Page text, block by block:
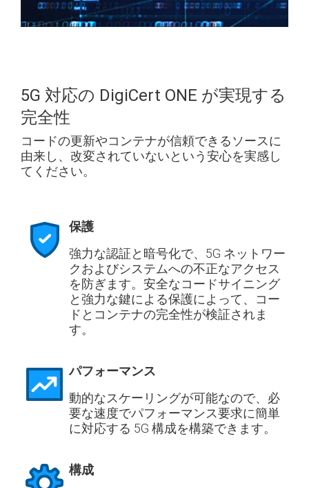
5G 対応の DigiCert ONE が実現する
完全性
コードの更新やコンテナが信頼できるソースに
由来し、改変されていないという安心を実感し
てください。
保護
強力な認証と暗号化で、5G ネットワー
クおよびシステムへの不正なアクセス
を防ぎます。安全なコードサイニング
と強力な鍵による保護によって、コー
ドとコンテナの完全性が検証されま
す。
パフォーマンス
動的なスケーリングが可能なので、必
要な速度でパフォーマンス要求に簡単
に対応する 5G 構成を構築できます。
構成